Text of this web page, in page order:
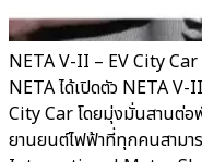
NETA V-II – EV City Car
NETA ได้เปิดตัว NETA
City Car โดยมุ่งมั่นสานต่อ
ยานยนต์ไฟฟ้าที่ทุกคนสามา